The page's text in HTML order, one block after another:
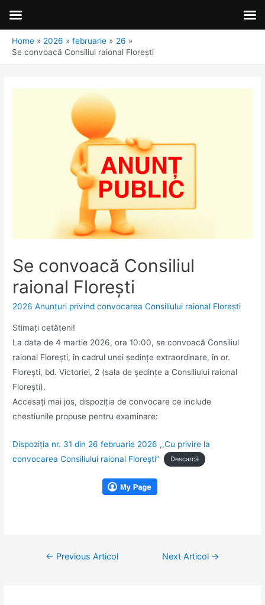
Home 2026 februarie
26
Se convoacă Consiliul raional Florești
Se convoacă Consiliul
raional Florești
2026 Anunțuri privind convocarea Consiliului raional Florești
Stimaţi cetăţeni!
La data de 4 martie 2026, ora 10:00, se convoacă Consiliul
raional Floreşti, în cadrul unei şedinţe extraordinare, în or.
Floreşti, bd. Victoriei, 2 (sala de ședințe a Consiliului raional
Florești).
Accesaţi mai jos, dispoziția de convocare ce include
chestiunile propuse pentru examinare:
Dispoziția nr. 31 din 26 februarie 2026 ,,Cu privire la
convocarea Consiliului raional Florești”
Descarcă
Navigare
← Previous Articol Next Articol →